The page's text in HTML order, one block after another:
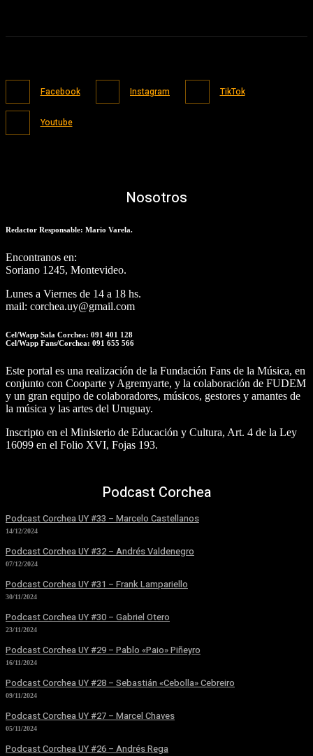
Facebook Instagram TikTok
Youtube
Nosotros
Redactor Responsable: Mario Varela.
Encontranos en:
Soriano 1245, Montevideo.
Lunes a Viernes de 14 a 18 hs.
mail: corchea.uy@gmail.com
Cel/Wapp Sala Corchea: 091 401 128
Cel/Wapp Fans/Corchea: 091 655 566
Este portal es una realización de la Fundación Fans de la Música, en
conjunto con Cooparte y Agremyarte, y la colaboración de FUDEM
y un gran equipo de colaboradores, músicos, gestores y amantes de
la música y las artes del Uruguay.
Inscripto en el Ministerio de Educación y Cultura, Art. 4 de la Ley
16099 en el Folio XVI, Fojas 193.
Podcast Corchea
Podcast Corchea UY #33 – Marcelo Castellanos
14/12/2024
Podcast Corchea UY #32 – Andrés Valdenegro
07/12/2024
Podcast Corchea UY #31 – Frank Lampariello
30/11/2024
Podcast Corchea UY #30 – Gabriel Otero
23/11/2024
Podcast Corchea UY #29 – Pablo «Paio» Piñeyro
16/11/2024
Podcast Corchea UY #28 – Sebastián «Cebolla» Cebreiro
09/11/2024
Podcast Corchea UY #27 – Marcel Chaves
05/11/2024
Podcast Corchea UY #26 – Andrés Rega